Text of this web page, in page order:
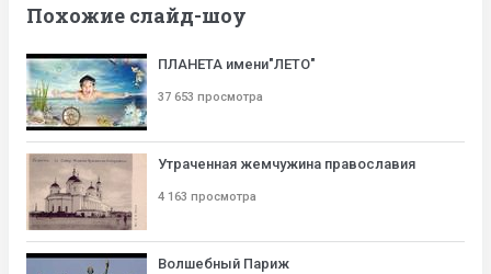
Похожие слайд-шоу
ПЛАНЕТА имени"ЛЕТО"
37 653 просмотра
Утраченная жемчужина православия
4 163 просмотра
Волшебный Париж